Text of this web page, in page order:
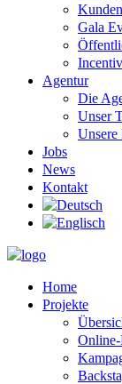
Gala
Agentur
Die
Unser
Unsere
Jobs
News
Kontakt
Home
Projekte